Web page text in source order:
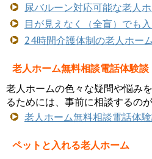
尿バルーン対応可能な老人
目が見えなく（全盲）でも
24時間介護体制の老人ホーム
老人ホーム無料相談電話体験談
老人ホームの色々な疑問や悩み
るためには、事前に相談するのが
老人ホーム無料相談電話体
ペットと入れる老人ホーム